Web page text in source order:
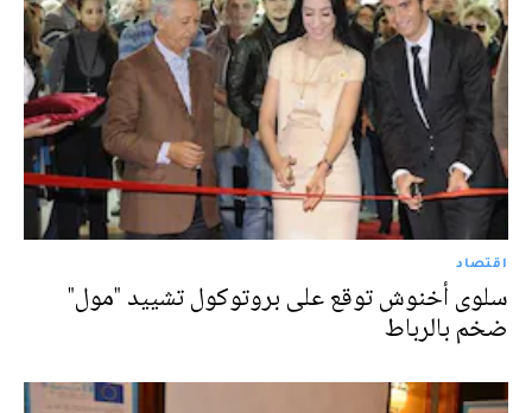
اقتصاد
سلوى أخنوش توقع على بروتوكول تشييد "مول"
ضخم بالرباط